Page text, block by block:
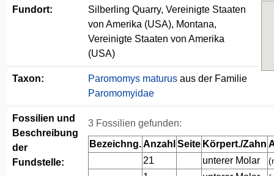
Fundort:
Silberling Quarry, Vereinigte Staaten
von Amerika (USA), Montana,
Vereinigte Staaten von Amerika
(USA)
Taxon: Paromomys maturus aus der Familie
Paromomyidae
Fossilien und
Beschreibung
der
Fundstelle:
3 Fossilien gefunden:
Bezeichng.Anzahl Seite Körpert./Zahn
21
unterer Molar